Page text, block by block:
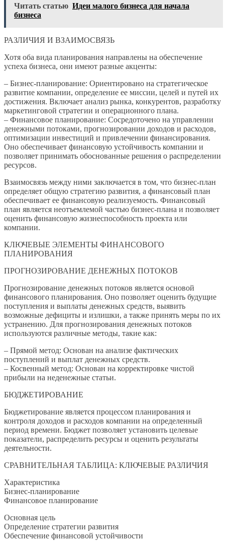
Читать статью Идеи малого бизнеса для начала
бизнеса
РАЗЛИЧИЯ И ВЗАИМОСВЯЗЬ
Хотя оба вида планирования направлены на обеспечение
успеха бизнеса, они имеют разные акценты:
– Бизнес-планирование: Ориентировано на стратегическое
развитие компании, определение ее миссии, целей и путей их
достижения. Включает анализ рынка, конкурентов, разработку
маркетинговой стратегии и операционного плана.
– Финансовое планирование: Сосредоточено на управлении
денежными потоками, прогнозировании доходов и расходов,
оптимизации инвестиций и привлечении финансирования.
Оно обеспечивает финансовую устойчивость компании и
позволяет принимать обоснованные решения о распределении
ресурсов.
Взаимосвязь между ними заключается в том, что бизнес-план
определяет общую стратегию развития, а финансовый план
обеспечивает ее финансовую реализуемость. Финансовый
план является неотъемлемой частью бизнес-плана и позволяет
оценить финансовую жизнеспособность проекта или
компании.
КЛЮЧЕВЫЕ ЭЛЕМЕНТЫ ФИНАНСОВОГО
ПЛАНИРОВАНИЯ
ПРОГНОЗИРОВАНИЕ ДЕНЕЖНЫХ ПОТОКОВ
Прогнозирование денежных потоков является основой
финансового планирования. Оно позволяет оценить будущие
поступления и выплаты денежных средств, выявить
возможные дефициты и излишки, а также принять меры по их
устранению. Для прогнозирования денежных потоков
используются различные методы, такие как:
– Прямой метод: Основан на анализе фактических
поступлений и выплат денежных средств.
– Косвенный метод: Основан на корректировке чистой
прибыли на неденежные статьи.
БЮДЖЕТИРОВАНИЕ
Бюджетирование является процессом планирования и
контроля доходов и расходов компании на определенный
период времени. Бюджет позволяет установить целевые
показатели, распределить ресурсы и оценить результаты
деятельности.
СРАВНИТЕЛЬНАЯ ТАБЛИЦА: КЛЮЧЕВЫЕ РАЗЛИЧИЯ
Характеристика
Бизнес-планирование
Финансовое планирование
Основная цель
Определение стратегии развития
Обеспечение финансовой устойчивости